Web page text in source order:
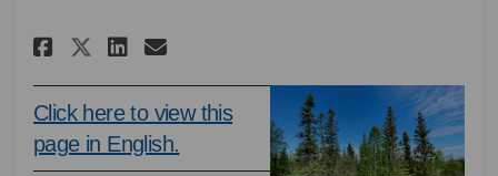
Partager Une nouvelle Loi sur
Partager Une nouvelle Loi
Partager Une nouvelle
Courriel Une nouvelle
Click here to view this
page in English. (Liens externes)